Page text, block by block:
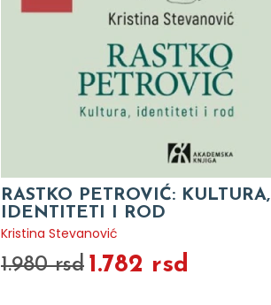
RASTKO PETROVIĆ: KULTURA,
IDENTITETI I ROD
Kristina Stevanović
1.980 rsd 1.782 rsd